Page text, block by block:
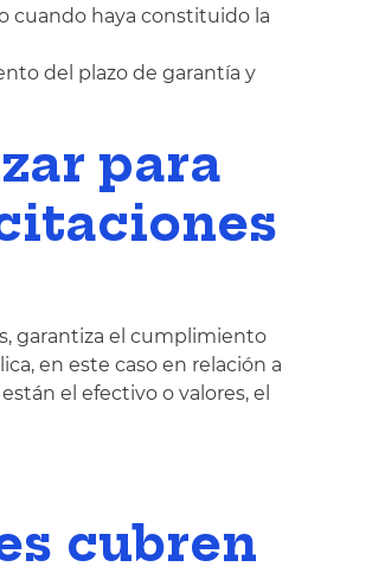
cuando haya constituido la
del plazo de garantía y
para
garantiza el cumplimiento
en este caso en relación a
el efectivo o valores, el
cubren